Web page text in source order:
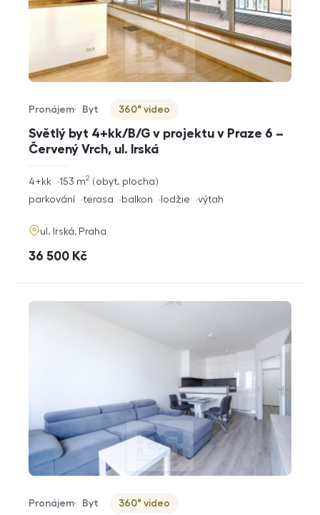
Světlý byt 4+kk/B/G v projektu v Praze 6 –
Červený Vrch, ul. Irská
Typ nabídky
Pronájem
Typ nemovitosti
Byt
Virtuální prohlídka
360° video
rozměry
dispozice
4+kk obyt. plocha
153 m2
funkce
parkování terasa balkon lodžie výtah
adresa
ul. Irská, Praha
cena
36 500 Kč
Typ nabídky
Pronájem
Typ nemovitosti
Byt
Virtuální prohlídka
360° video